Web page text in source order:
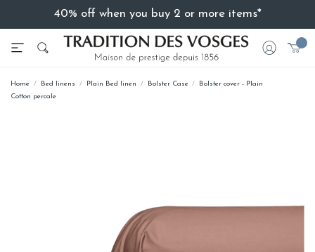
40% off when you buy 2 or more items*
Home Bed linens Plain Bed linen Bolster Case
Bolster cover - Plain
Cotton percale